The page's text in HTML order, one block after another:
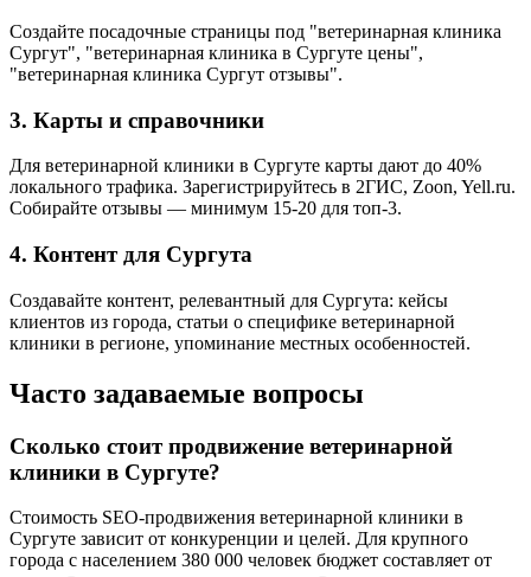
Создайте посадочные страницы под "ветеринарная клиника
Сургут", "ветеринарная клиника в Сургуте цены",
"ветеринарная клиника Сургут отзывы".
3. Карты и справочники
Для ветеринарной клиники в Сургуте карты дают до 40%
локального трафика. Зарегистрируйтесь в 2ГИС, Zoon, Yell.ru.
Собирайте отзывы — минимум 15-20 для топ-3.
4. Контент для Сургута
Создавайте контент, релевантный для Сургута: кейсы
клиентов из города, статьи о специфике ветеринарной
клиники в регионе, упоминание местных особенностей.
Часто задаваемые вопросы
Сколько стоит продвижение ветеринарной
клиники в Сургуте?
Стоимость SEO-продвижения ветеринарной клиники в
Сургуте зависит от конкуренции и целей. Для крупного
города с населением 380 000 человек бюджет составляет от